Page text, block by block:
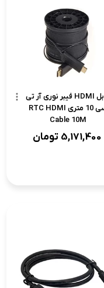
کابل HDMI فیبر نوری آر تی
سی 10 متری RTC HDMI
Cable 10M
5,171,400 تومان